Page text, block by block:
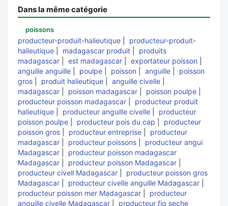
Dans la même catégorie
poissons
producteur-produit-halieutique
producteur-produit-
halieutique
madagascar produit
produits
madagascar
est madagascar exportateur poisson
anguille anguille
poulpe poisson anguille
poisson
gros
produit halieutique anguille civelle
madagascar
poisson madagascar poisson poulpe
producteur poisson madagascar
producteur produit
halieutique
producteur anguille civelle
producteur
poisson poulpe
producteur pois du cap
producteur
poisson gros
producteur entreprise
producteur
madagascar
producteur poissons
producteur angui
Madagascar
producteur poisson madagascar
Madagascar
producteur poisson Madagascar
producteur civell Madagascar
producteur poisson gros
Madagascar
producteur civelle anguille Madagascar
producteur poisson mer Madagascar
producteur
anguille civelle Madagascar
producteur fig seche